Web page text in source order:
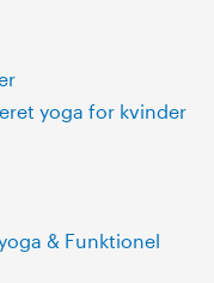
yoga for kvinder
& Funktionel